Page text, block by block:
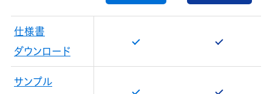
仕様書
ダウンロード
サンプル